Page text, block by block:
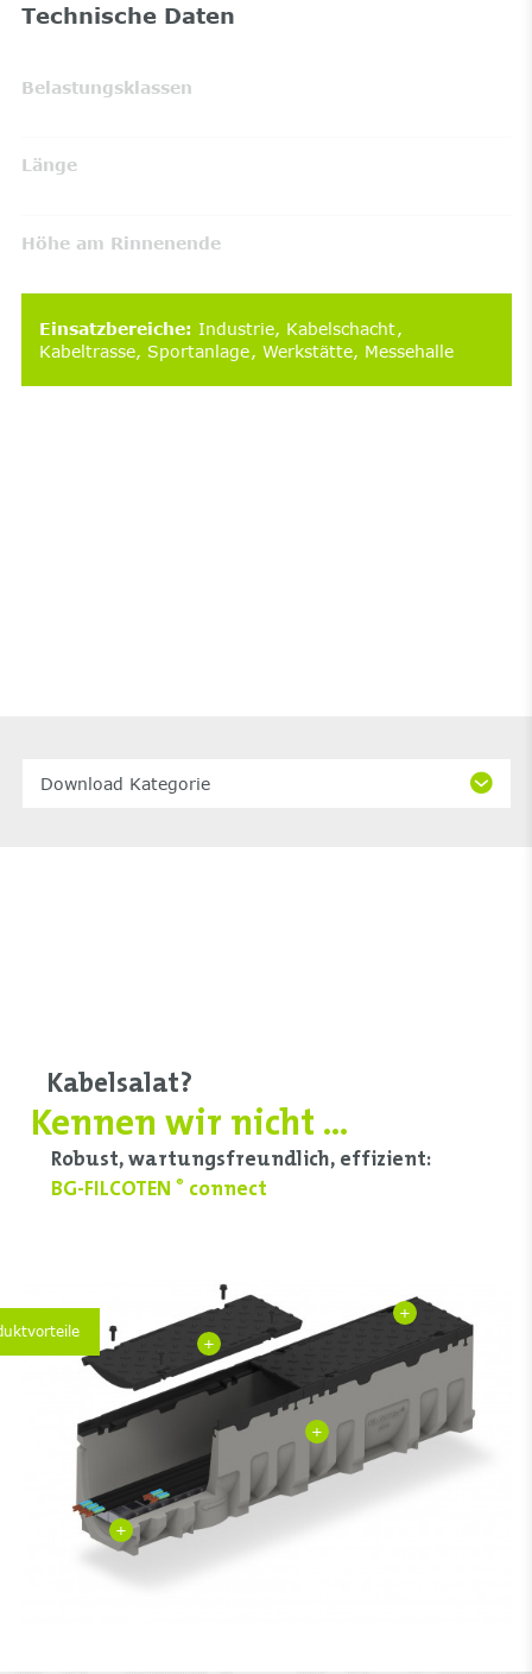
Technische Daten
Belastungsklassen
Länge
Höhe am Rinnenende
Einsatzbereiche: Industrie Kabelschacht
Kabeltrasse Sportanlage Werkstätte Messehalle
Download Kategorie
Kabelsalat?
Kennen wir nicht ...
Robust, wartungsfreundlich, effizient:
BG-FILCOTEN® connect
+
+
+
+